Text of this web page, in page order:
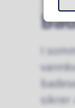
I
sikrer